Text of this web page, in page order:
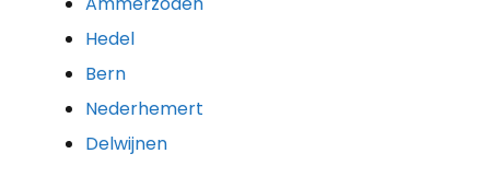
Hedel
Bern
Nederhemert
Delwijnen